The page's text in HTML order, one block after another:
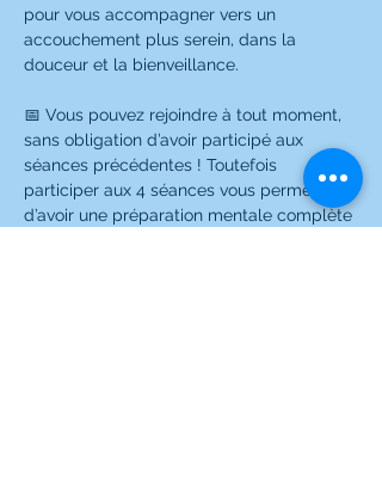
pour vous accompagner vers un
accouchement plus serein, dans la
douceur et la bienveillance.
📅 Vous pouvez rejoindre à tout moment,
sans obligation d’avoir participé aux
séances précédentes ! Toutefois
participer aux 4 séances vous permettra
d’avoir une préparation mentale complète